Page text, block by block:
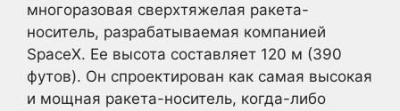
многоразовая сверхтяжелая ракета-
носитель, разрабатываемая компанией
SpaceX. Ее высота составляет 120 м (390
футов). Он спроектирован как самая высокая
и мощная ракета-носитель, когда-либо